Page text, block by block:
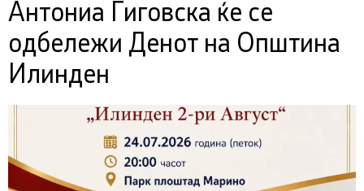
Антониа Гиговска ќе се
одбележи Денот на Општина
Илинден